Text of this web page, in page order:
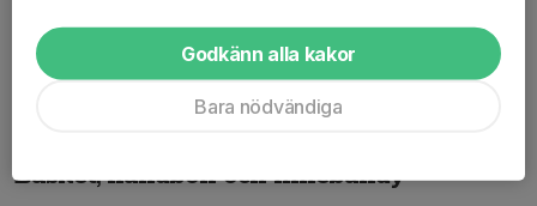
Almvägen 2 B
138 30 ÄLTA
Telefonnummer till vaktmästare: 08 718 89 61
Basket, handboll och innebandy
Godkänn alla kakor
Bara nödvändiga